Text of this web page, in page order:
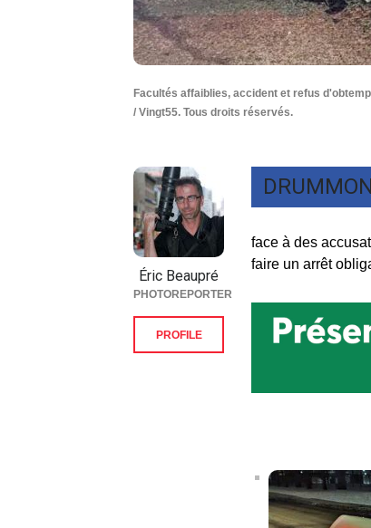
Facultés affaiblies, accident et refus
/ Vingt55. Tous droits réservés.
face à des
faire un arrêt
Éric Beaupré
PHOTOREPORTER
PROFILE